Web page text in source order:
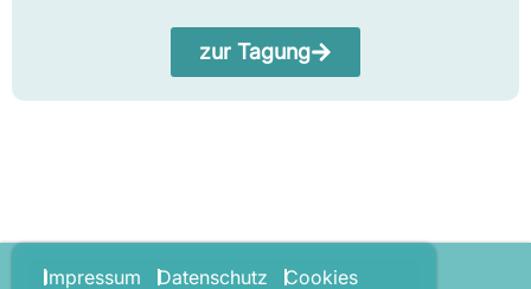
zur Tagung
Impressum Datenschutz Cookies